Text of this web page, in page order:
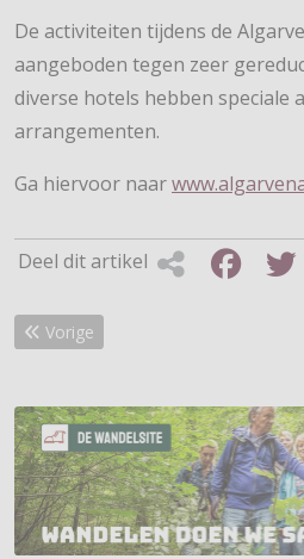
De activiteiten tijdens de
aangeboden tegen zeer
diverse hotels hebben speciale
arrangementen.
Ga hiervoor naar
Deel dit artikel
Vorig artikel: Inschrijving Tocht om
Vorige